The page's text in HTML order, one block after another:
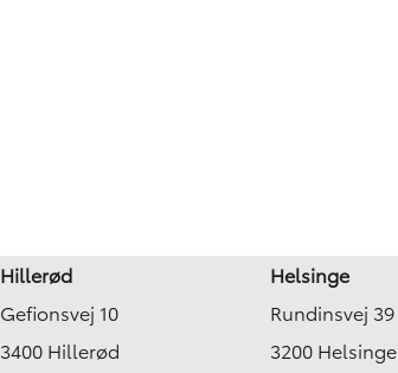
Hillerød
Gefionsvej 10
3400 Hillerød
Helsinge
Rundinsvej 39
3200 Helsinge